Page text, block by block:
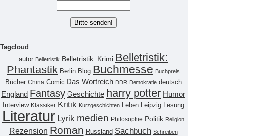
Tagcloud
autor Belletristik Belletristik: Krimi Belletristik:
Phantastik Berlin Blog Buchmesse Buchpreis
Bücher China Comic Das Wortreich DDR Demokratie deutsch
England Fantasy Geschichte harry potter Humor
Interview Klassiker Kritik Kurzgeschichten Leben Leipzig Lesung
Literatur Lyrik medien Philosophie Politik Religion
Rezension Roman Russland Sachbuch Schreiben